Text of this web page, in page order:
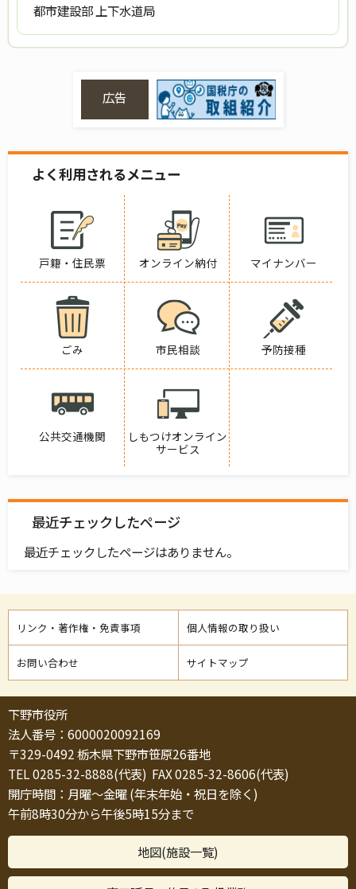
都市建設部 上下水道局
広告
よく利用されるメニュー
戸籍・住民票 オンライン納付 マイナンバー
ごみ 市民相談 予防接種
公共交通機関
しもつけオンライン
サービス
最近チェックしたページ
最近チェックしたページはありません。
リンク・著作権・免責事項 個人情報の取り扱い
お問い合わせ サイトマップ
下野市役所
法人番号：6000020092169
〒329-0492 栃木県下野市笹原26番地
TEL 0285-32-8888(代表) FAX 0285-32-8606(代表)
開庁時間：月曜～金曜 (年末年始・祝日を除く)
午前8時30分から午後5時15分まで
地図(施設一覧)